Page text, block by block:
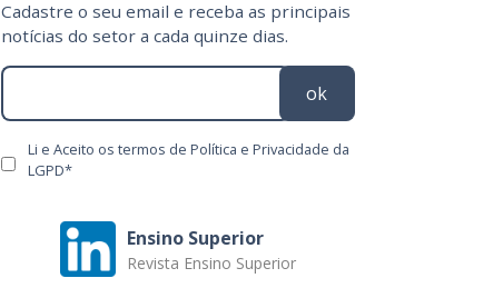
Cadastre o seu email e receba as principais
notícias do setor a cada quinze dias.
ok
Li e Aceito os termos de Política e Privacidade da
LGPD*
Ensino Superior
Revista Ensino Superior